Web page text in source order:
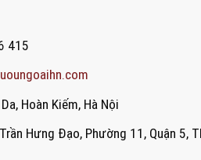
415
Hoàn Kiếm, Hà Nội
Hưng Đạo, Phường 11, Quận 5,